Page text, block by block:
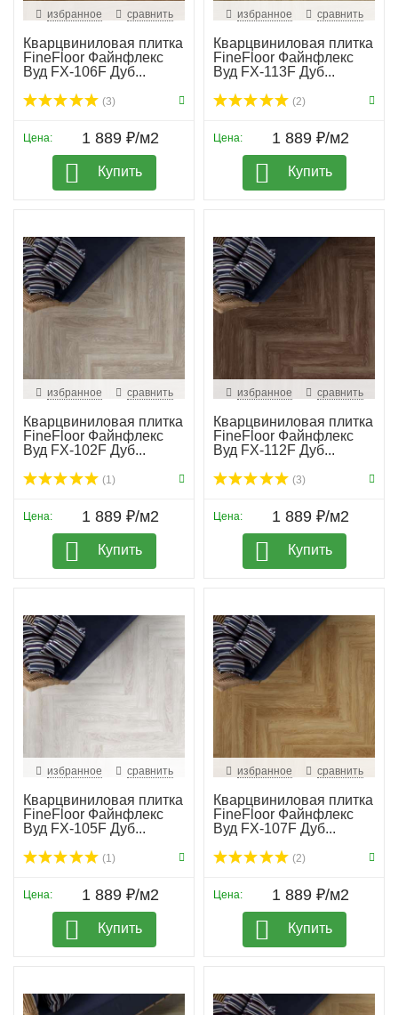
избранное сравнить
Кварцвиниловая плитка
FineFloor Файнфлекс
Вуд FX-106F Дуб...
(3)
Цена: 1 889 ₽/м2
Купить
избранное сравнить
Кварцвиниловая плитка
FineFloor Файнфлекс
Вуд FX-113F Дуб...
(2)
Цена: 1 889 ₽/м2
Купить
избранное сравнить
Кварцвиниловая плитка
FineFloor Файнфлекс
Вуд FX-102F Дуб...
(1)
Цена: 1 889 ₽/м2
Купить
избранное сравнить
Кварцвиниловая плитка
FineFloor Файнфлекс
Вуд FX-112F Дуб...
(3)
Цена: 1 889 ₽/м2
Купить
избранное сравнить
Кварцвиниловая плитка
FineFloor Файнфлекс
Вуд FX-105F Дуб...
(1)
Цена: 1 889 ₽/м2
Купить
избранное сравнить
Кварцвиниловая плитка
FineFloor Файнфлекс
Вуд FX-107F Дуб...
(2)
Цена: 1 889 ₽/м2
Купить